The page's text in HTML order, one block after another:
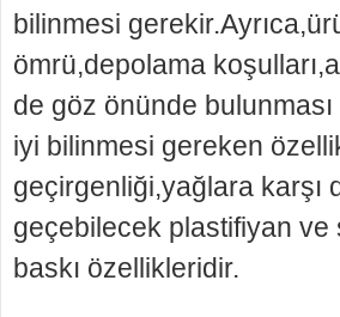
bilinmesi
ömrü,depolama
de göz önünde
iyi bilinmesi gereken
geçirgenliği,yağlara karşı
geçebilecek plastifiyan ve
baskı özellikleridir.